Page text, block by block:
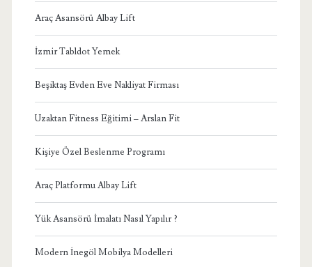
Araç Asansörü Albay Lift
İzmir Tabldot Yemek
Beşiktaş Evden Eve Nakliyat Firması
Uzaktan Fitness Eğitimi – Arslan Fit
Kişiye Özel Beslenme Programı
Araç Platformu Albay Lift
Yük Asansörü İmalatı Nasıl Yapılır ?
Modern İnegöl Mobilya Modelleri